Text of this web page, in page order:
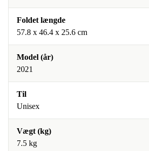
Foldet længde
57.8 x 46.4 x 25.6 cm
Model (år)
2021
Til
Unisex
Vægt (kg)
7.5 kg